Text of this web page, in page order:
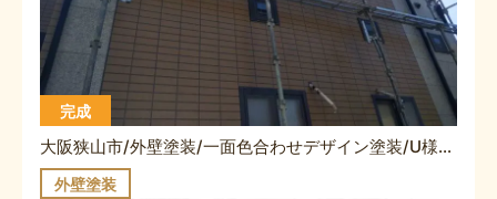
完成
大阪狭山市/外壁塗装/一面色合わせデザイン塗装/U様/施工事例
外壁塗装